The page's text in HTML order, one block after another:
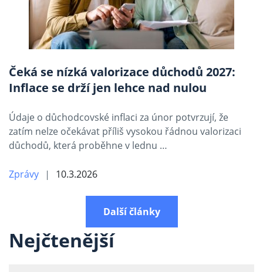
Čeká se nízká valorizace důchodů 2027:
Inflace se drží jen lehce nad nulou
Údaje o důchodcovské inflaci za únor potvrzují, že
zatím nelze očekávat příliš vysokou řádnou valorizaci
důchodů, která proběhne v lednu …
Zprávy 10.3.2026
Další články
Nejčtenější